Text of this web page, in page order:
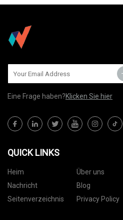
Eine Frage haben?Klicken Sie hier
QUICK LINKS
Heim Über uns
Nachricht
Blog
Seitenverzeichnis
Privacy Policy